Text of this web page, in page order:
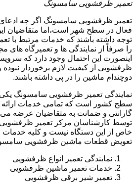
تعمیر ظرفشویی سامسونگ
تعمیر ظرفشویی سامسونگ اگر چه ادعای
فعال در سطح شهر است،اما متقاضیان
توجه داشته باشند که خدمات مرتبط با
را صرفاً از نمایندگی ها و تعمیرگاه های
اینصورت این احتمال وجود دارد که
ظرفشویی از کیفیت لازم برخوردار
دوچندام ماشین را در پی داشته باشند.
نمایندگی تعمیر ظرفشویی سامسونگ یکی
سطح کشور است که تمامی خدمات ارائه
گارانتی و ضمانت به متقاضیان عرضه می
توسط کارشناسان مرکز تعمیر
خاص از این دستگاه نیست و کلیه خدمات
تعویض قطعات ماشین ظرفشویی
نمایندگی تعمیر انواع ظرفشویی
خدمات تعمیر ماشین ظرفشویی
تعمیر شیر برقی ظرفشویی